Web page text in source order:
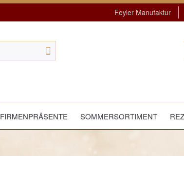
Feyler Manufaktur
FIRMENPRÄSENTE SOMMERSORTIMENT